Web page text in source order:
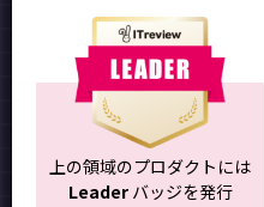
上の領域のプロダクトには
Leaderバッジを発行